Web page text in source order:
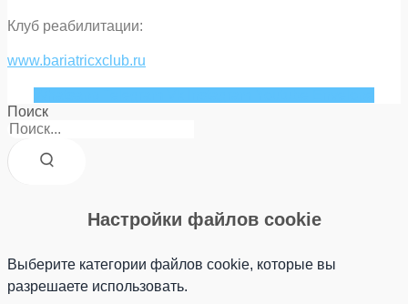
Клуб реабилитации:
www.bariatricxclub.ru
Поиск
Настройки файлов cookie
Выберите категории файлов cookie, которые вы
разрешаете использовать.